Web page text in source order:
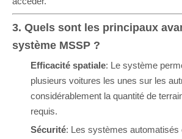
3. Quels sont les principaux
système MSSP ?
Efficacité spatiale: Le système
plusieurs voitures les unes sur les
considérablement la quantité de
requis.
Sécurité: Les systèmes automatisés